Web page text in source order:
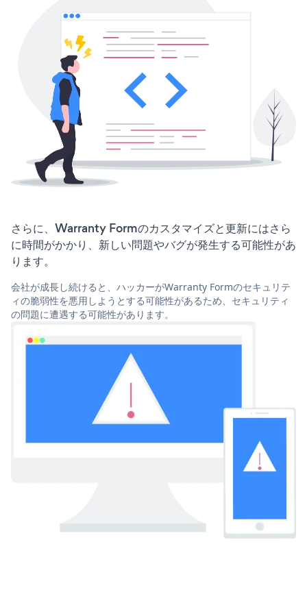
さらに、Warranty Formのカスタマイズと更新にはさら
に時間がかかり、新しい問題やバグが発生する可能性があ
ります。
会社が成長し続けると、ハッカーがWarranty Formのセキュリテ
ィの脆弱性を悪用しようとする可能性があるため、セキュリティ
の問題に遭遇する可能性があります。